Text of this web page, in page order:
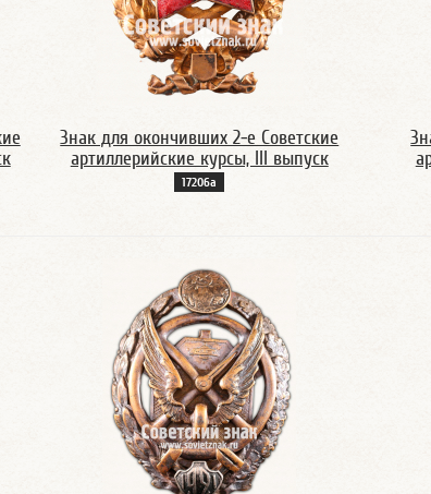
Знак для окончивших 2-е Советские
артиллерийские курсы, III выпуск
17206а